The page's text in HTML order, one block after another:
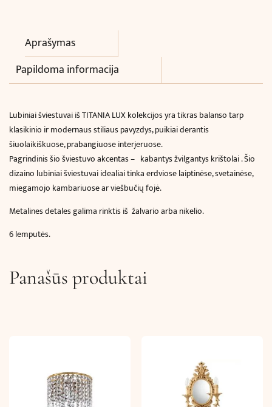
Aprašymas
Papildoma informacija
Lubiniai šviestuvai iš TITANIA LUX kolekcijos yra tikras balanso tarp
klasikinio ir modernaus stiliaus pavyzdys, puikiai derantis
šiuolaikiškuose, prabangiuose interjeruose.
Pagrindinis šio šviestuvo akcentas – kabantys žvilgantys krištolai . Šio
dizaino lubiniai šviestuvai idealiai tinka erdviose laiptinėse, svetainėse,
miegamojo kambariuose ar viešbučių fojė.
Metalines detales galima rinktis iš žalvario arba nikelio.
6 lemputės.
Panašūs produktai